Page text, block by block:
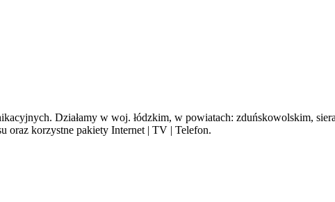
Działamy w woj. łódzkim, w powiatach: zduńskowolskim,
oraz korzystne pakiety Internet | TV | Telefon.